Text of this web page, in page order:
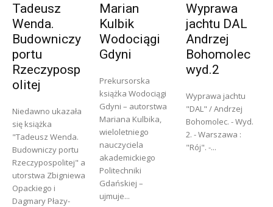
Tadeusz
Wenda.
Budowniczy
portu
Rzeczyposp
olitej
Niedawno ukazała
się książka
"Tadeusz Wenda.
Budowniczy portu
Rzeczypospolitej" a
utorstwa Zbigniewa
Opackiego i
Dagmary Płazy-
Marian
Kulbik
Wodociągi
Gdyni
Prekursorska
książka Wodociągi
Gdyni – autorstwa
Mariana Kulbika,
wieloletniego
nauczyciela
akademickiego
Politechniki
Gdańskiej –
ujmuje...
Wyprawa
jachtu DAL
Andrzej
Bohomolec
wyd.2
Wyprawa jachtu
"DAL" / Andrzej
Bohomolec. - Wyd.
2. - Warszawa :
"Rój". -...